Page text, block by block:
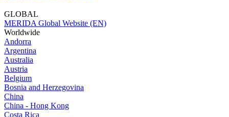
GLOBAL
MERIDA Global Website (EN)
Worldwide
Andorra
Argentina
Australia
Austria
Belgium
Bosnia and Herzegovina
China
China - Hong Kong
Costa Rica